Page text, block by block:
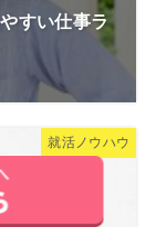
すい仕事ラ
就活ノウハウ